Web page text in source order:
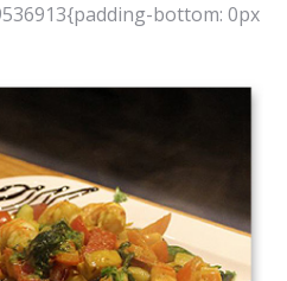
bottom: 0px